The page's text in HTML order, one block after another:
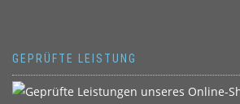
GEPRÜFTE LEISTUNG